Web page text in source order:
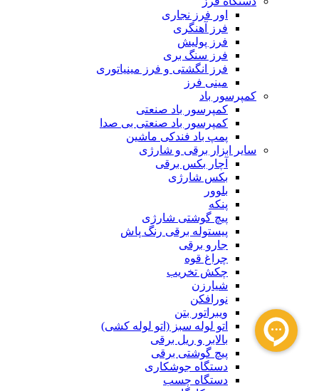
اور فرز نجاری
فرز آهنگری
فرز پولیش
فرز سنگ بری
فرز انگشتی و فرز مینیاتوری
مینی فرز
کمپرسور باد
کمپرسور باد صنعتی
کمپرسور باد صنعتی بی صدا
پمپ باد فندکی ماشین
سایر ابزار برقی و شارژی
آچار بکس برقی
بکس شارژی
بلوور
پنکه
پیچ گوشتی شارژی
پیستوله برقی رنگ پاش
جارو برقی
چراغ قوه
چکش تخریب
شیارزن
نورافکن
ویبراتور بتن
اتو لوله سبز (اتو لوله کشی)
بالابر و ریل برقی
پیچ گوشتی برقی
دستگاه جوشکاری
دستگاه چسب